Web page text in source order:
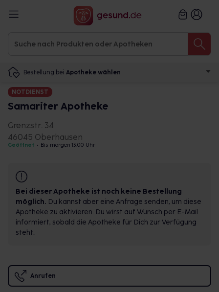
Bestellung bei Apotheke wählen
NOTDIENST
Samariter Apotheke
Grenzstr. 34
46045 Oberhausen
Geöffnet • Bis morgen 13:00 Uhr
Bei dieser Apotheke ist noch keine Bestellung
möglich. Du kannst aber eine Anfrage senden, um diese
Apotheke zu aktivieren. Du wirst auf Wunsch per E-Mail
informiert, sobald die Apotheke für Dich zur Verfügung
steht.
Anrufen